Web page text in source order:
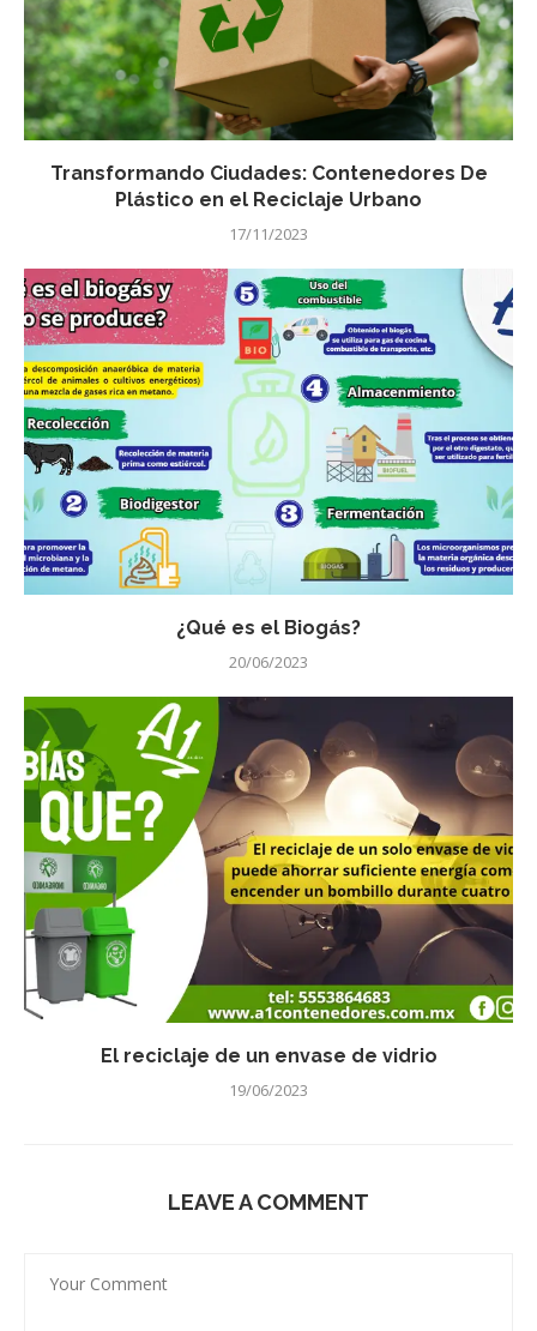
Transformando Ciudades: Contenedores De
Plástico en el Reciclaje Urbano
17/11/2023
¿Qué es el Biogás?
20/06/2023
El reciclaje de un envase de vidrio
19/06/2023
LEAVE A COMMENT